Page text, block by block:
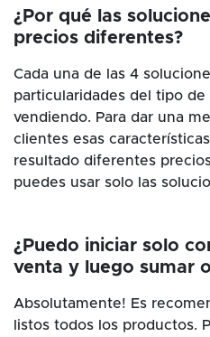
¿Por qué las
precios diferentes?
Cada una de las 4
particularidades del tipo
vendiendo. Para dar una
clientes esas
resultado diferentes
puedes usar solo las
¿Puedo iniciar solo
venta y luego sumar
Absolutamente! Es
listos todos los productos.